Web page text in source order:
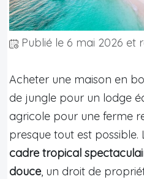
Publié le 6 mai 2026 et
Acheter une maison en
de jungle pour un lodge
agricole pour une ferme
presque tout est possible.
cadre tropical
douce, un droit de